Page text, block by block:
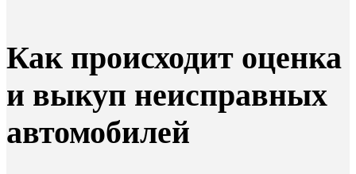
Как происходит оценка
и выкуп неисправных
автомобилей